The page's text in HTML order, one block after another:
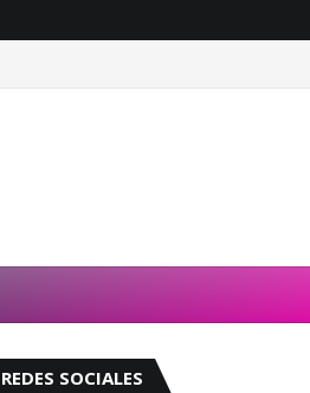
REDES SOCIALES